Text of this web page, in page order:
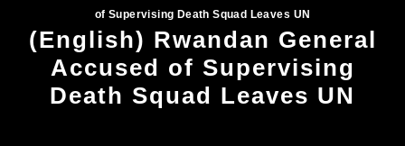
of Supervising Death Squad Leaves UN
(English) Rwandan General
Accused of Supervising
Death Squad Leaves UN